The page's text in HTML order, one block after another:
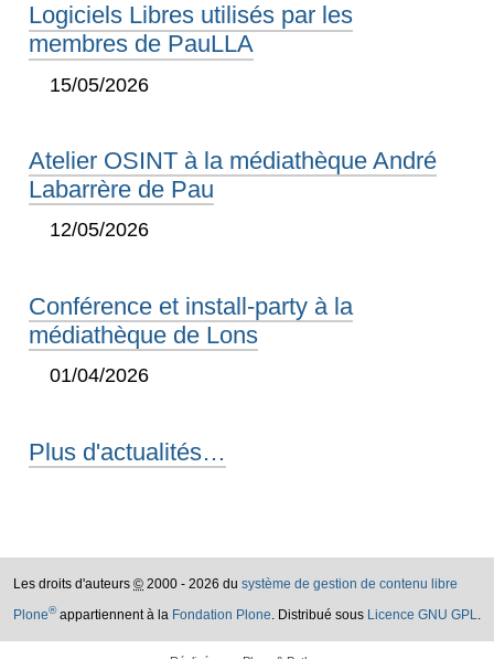
Logiciels Libres utilisés par les
membres de PauLLA
15/05/2026
Atelier OSINT à la médiathèque André
Labarrère de Pau
12/05/2026
Conférence et install-party à la
médiathèque de Lons
01/04/2026
Plus d'actualités…
Les droits d'auteurs © 2000 - 2026 du système de gestion de contenu libre
Plone®appartiennent à la Fondation Plone. Distribué sous Licence GNU GPL.